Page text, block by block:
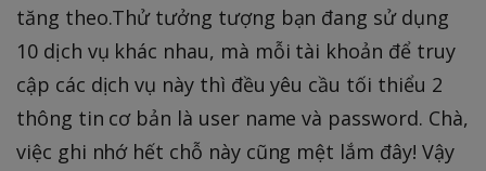
tăng theo.Thử tưởng tượng bạn đang sử dụng
10 dịch vụ khác nhau, mà mỗi tài khoản để truy
cập các dịch vụ này thì đều yêu cầu tối thiểu 2
thông tin cơ bản là user name và password. Chà,
việc ghi nhớ hết chỗ này cũng mệt lắm đây! Vậy